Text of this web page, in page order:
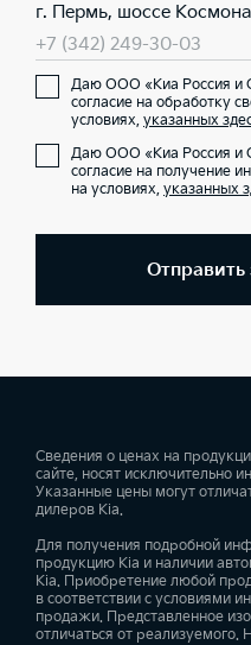
г. Пермь, шоссе
+7 (342) 249-30-03
Даю ООО «Киа Россия и
согласие на обработку
условиях, указанных
Даю ООО «Киа Россия и
согласие на получение
на условиях, указанных
Отправить
Сведения о ценах на
сайте, носят исключительно
Указанные цены могут
дилеров Kia.
Для получения подробной
продукцию Kia и наличии
Kia. Приобретение любой
в соответствии с условиями
продажи. Представленное
отличаться от